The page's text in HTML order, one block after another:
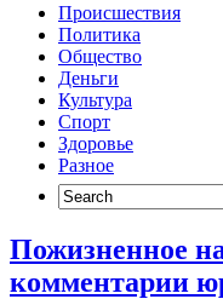
Происшествия
Политика
Общество
Деньги
Культура
Спорт
Здоровье
Разное
Search
for:
Пожизненное
комментарии